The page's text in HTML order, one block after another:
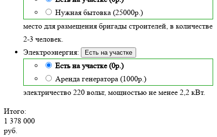
Нужная бытовка (25000р.)
место для размещения бригады строителей, в количестве
2-3 человек.
Электроэнергия:
Есть на участке
Есть на участке (0р.)
Аренда генератора (1000р.)
электричество 220 вольт, мощностью не менее 2,2 кВт.
Итого:
1 378 000
руб.